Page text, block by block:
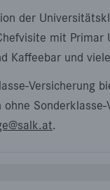
der
mit Primar
Kaffeebar und
Versicherung
.